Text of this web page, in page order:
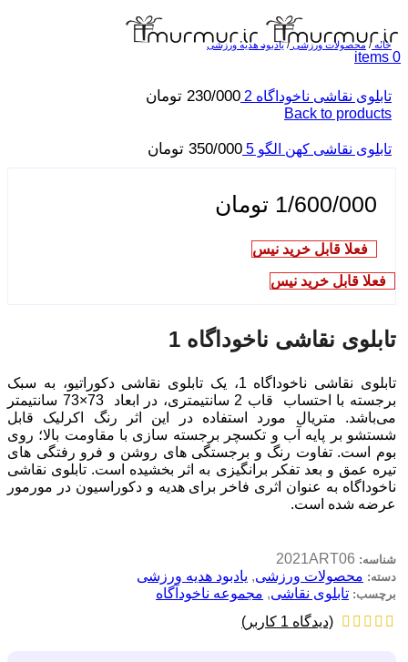
0
items
خانه/ محصولات ورزشی/ یادبود هدیه ورزشی
تابلوی نقاشی ناخوداگاه 2 230/000 تومان
Back to products
تابلوی نقاشی کهن الگو 5 350/000 تومان
1/600/000 تومان
فعلا قابل خرید نیس
فعلا قابل خرید نیس
تابلوی نقاشی ناخوداگاه 1
تابلوی نقاشی ناخوداگاه 1، یک تابلوی نقاشی دکوراتیو، به سبک
برجسته با احتساب قاب 2 سانتیمتری، در ابعاد 73×73
سانتیمتر
می‌باشد. متریال ‌مورد استفاده در این اثر رنگ اکرلیک قابل
شستشو بر پایه آب و تکسچر برجسته سازی با مقاومت بالا؛ روی
بوم است.تفاوت رنگ و برجستگی های روشن و فرو رفتگی های
تیره عمق و بعد تفکر برانگیزی به اثر بخشیده است. تابلوی نقاشی
ناخوداگاه به عنوان اثری فاخر برای هدیه و دکوراسیون در مورمور
عرضه شده است.
شناسه: 2021ART06
دسته: محصولات ورزشی, یادبود هدیه ورزشی
برچسب: تابلوی نقاشی, مجموعه ناخودآگاه
(دیدگاه 1 کاربر)